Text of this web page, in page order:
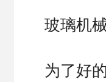
玻璃机
为了好